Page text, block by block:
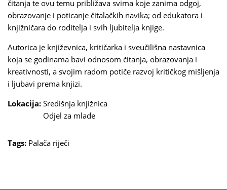
čitanja te ovu temu približava svima koje zanima odgoj,
obrazovanje i poticanje čitalačkih navika; od edukatora i
knjižničara do roditelja i svih ljubitelja knjige.
Autorica je književnica, kritičarka i sveučilišna nastavnica
koja se godinama bavi odnosom čitanja, obrazovanja i
kreativnosti, a svojim radom potiče razvoj kritičkog mišljenja
i ljubavi prema knjizi.
Lokacija: Središnja knjižnica
Odjel za mlade
Tags: Palača riječi